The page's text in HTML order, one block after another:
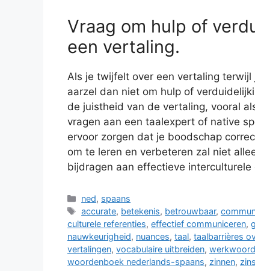
Vraag om hulp of
een vertaling.
Als je twijfelt over een vertaling
aarzel dan niet om hulp of
de juistheid van de vertaling, vooral
vragen aan een taalexpert of native
ervoor zorgen dat je boodschap
om te leren en verbeteren zal niet
bijdragen aan effectieve interculturele
Categorieën
ned, spaans
Tags
accurate, betekenis, betrouwbaar,
culturele referenties, effectief communiceren,
nauwkeurigheid, nuances, taal, taalbarrières
vertalingen, vocabulaire uitbreiden,
woordenboek nederlands-spaans, zinnen,